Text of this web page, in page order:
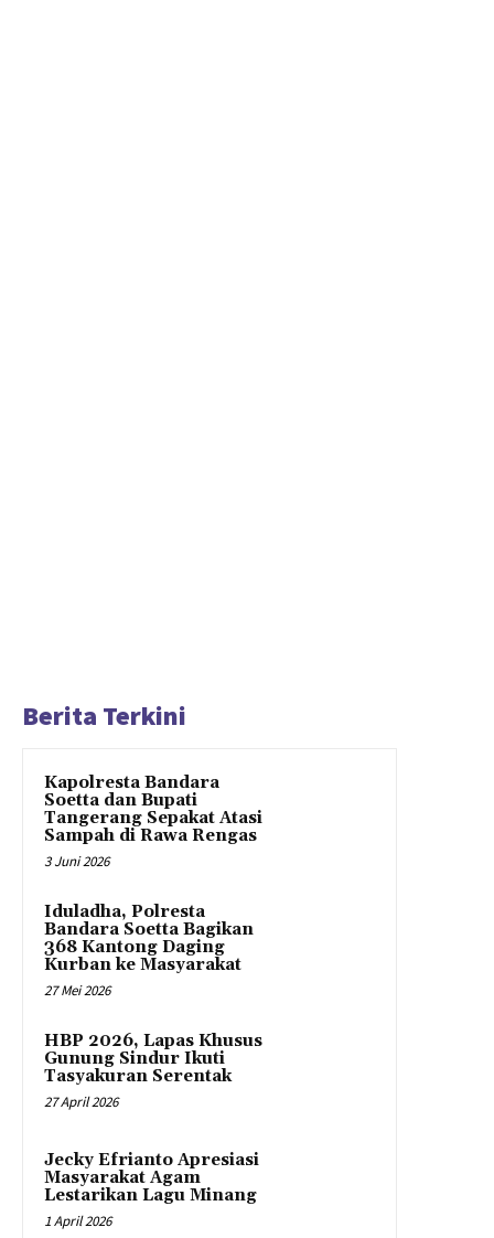
Berita Terkini
Kapolresta Bandara
Soetta dan Bupati
Tangerang Sepakat Atasi
Sampah di Rawa Rengas
3 Juni 2026
Iduladha, Polresta
Bandara Soetta Bagikan
368 Kantong Daging
Kurban ke Masyarakat
27 Mei 2026
HBP 2026, Lapas Khusus
Gunung Sindur Ikuti
Tasyakuran Serentak
27 April 2026
Jecky Efrianto Apresiasi
Masyarakat Agam
Lestarikan Lagu Minang
1 April 2026